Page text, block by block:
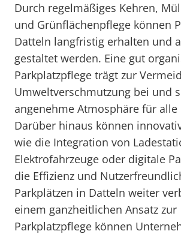
Durch regelmäßiges Kehren,
und Grünflächenpflege können
Datteln langfristig erhalten und
gestaltet werden. Eine gut
Parkplatzpflege trägt zur
Umweltverschmutzung bei und
angenehme Atmosphäre für alle
Darüber hinaus können
wie die Integration von
Elektrofahrzeuge oder digitale
die Effizienz und
Parkplätzen in Datteln weiter
einem ganzheitlichen Ansatz zur
Parkplatzpflege können